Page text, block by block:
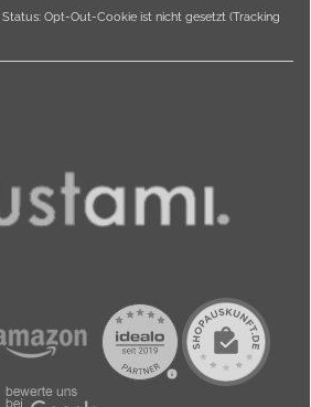
Status: Opt-Out-Cookie ist nicht gesetzt (Tracking